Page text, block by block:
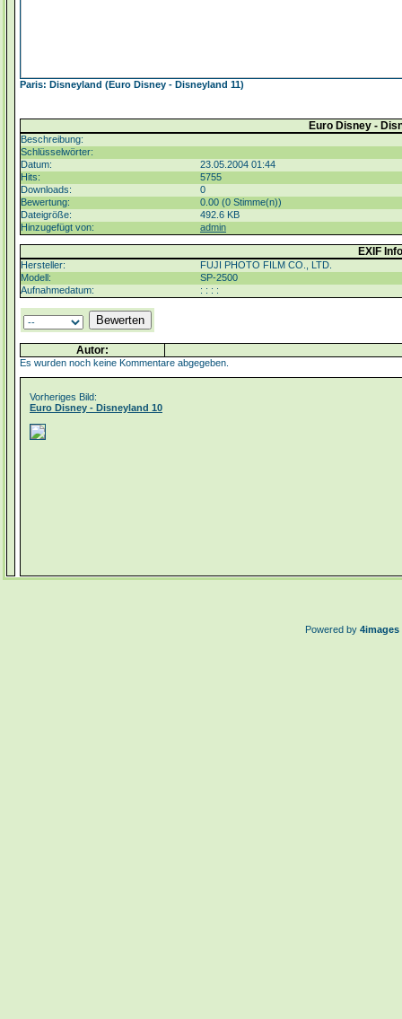
Paris: Disneyland (Euro Disney - Disneyland 11)
Euro Disney -
Beschreibung:
Schlüsselwörter:
Datum:
23.05.2004 01:44
Hits:
5755
Downloads:
0
Bewertung:
0.00 (0 Stimme(n))
Dateigröße:
492.6 KB
Hinzugefügt von:
admin
EXIF Info
Hersteller:
FUJI PHOTO FILM CO., LTD.
Modell:
SP-2500
Aufnahmedatum:
: : : :
Autor:
Es wurden noch keine Kommentare abgegeben.
Vorheriges Bild:
Euro Disney - Disneyland 10
Powered by 4images